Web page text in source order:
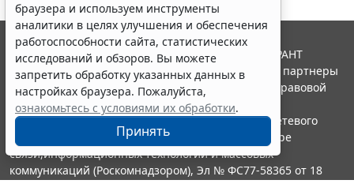
браузера и используем инструменты
аналитики в целях улучшения и обеспечения
работоспособности сайта, статистических
исследований и обзоров. Вы можете
запретить обработку указанных данных в
настройках браузера. Пожалуйста,
ознакомьтесь с условиями их обработки.
Принять
© ООО "НПП "ГАРАНТ-СЕРВИС", 2026. Система ГАРАНТ
выпускается с 1990 года. Компания "Гарант" и ее партнеры
являются участниками Российской ассоциации правовой
информации ГАРАНТ.
Портал ГАРАНТ.РУ зарегистрирован в качестве сетевого
издания Федеральной службой по надзору в сфере
связи,информационных технологий и массовых
коммуникаций (Роскомнадзором), Эл № ФС77-58365 от 18